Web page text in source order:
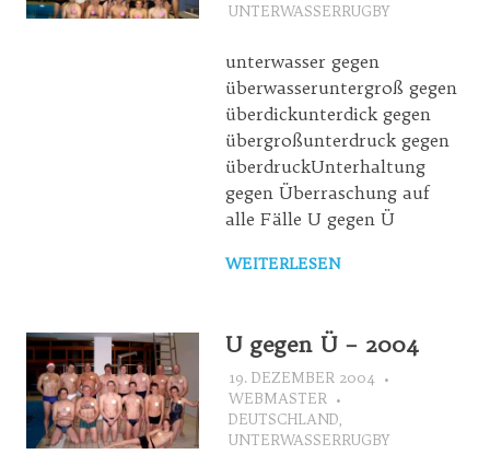
UNTERWASSERRUGBY
unterwasser gegen
überwasseruntergroß gegen
überdickunterdick gegen
übergroßunterdruck gegen
überdruckUnterhaltung
gegen Überraschung auf
alle Fälle U gegen Ü
WEITERLESEN
U gegen Ü – 2004
19. DEZEMBER 2004
WEBMASTER
DEUTSCHLAND
UNTERWASSERRUGBY